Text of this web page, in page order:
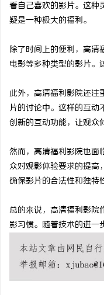
看自己喜欢的影片。这种
疑是一种极大的福利。
除了时间上的便利，高清
电影等多种类型的影片。
此外，高清福利影院还注
片的讨论中。这样的互动
创新的互动功能，让观众
然而，高清福利影院也面
众对观影体验要求的提高
确保影片的合法性和独特
总的来说，高清福利影院
影习惯。随着技术的进一